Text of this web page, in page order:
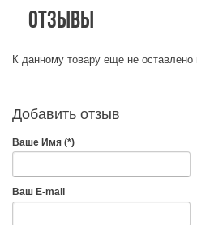
Отзывы
К данному товару еще не оставлено
Добавить отзыв
Ваше Имя (*)
Ваш E-mail